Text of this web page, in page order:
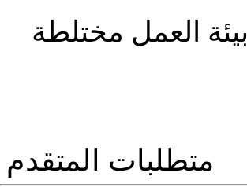
بيئة العمل مختلطة
متطلبات المتقدم